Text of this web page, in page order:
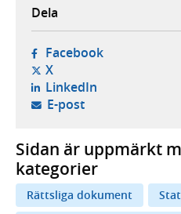
Dela
Facebook- öppnas i
X- öppnas i ny flik,
LinkedIn- öppnas i ny
E-post- öppnar din e-
Sidan är uppmärkt
kategorier
Rättsliga dokument